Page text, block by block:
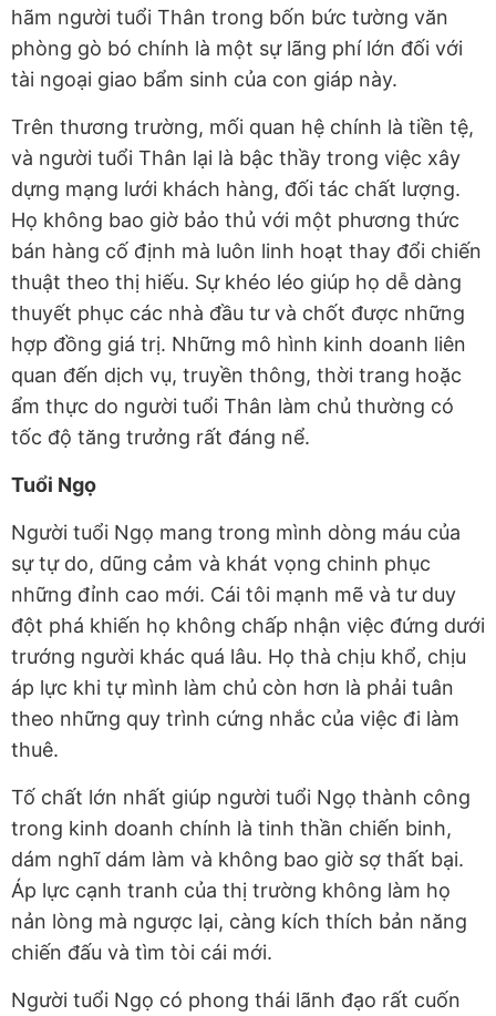
hãm người tuổi Thân trong bốn bức tường văn
phòng gò bó chính là một sự lãng phí lớn đối với
tài ngoại giao bẩm sinh của con giáp này.
Trên thương trường, mối quan hệ chính là tiền tệ,
và người tuổi Thân lại là bậc thầy trong việc xây
dựng mạng lưới khách hàng, đối tác chất lượng.
Họ không bao giờ bảo thủ với một phương thức
bán hàng cố định mà luôn linh hoạt thay đổi chiến
thuật theo thị hiếu. Sự khéo léo giúp họ dễ dàng
thuyết phục các nhà đầu tư và chốt được những
hợp đồng giá trị. Những mô hình kinh doanh liên
quan đến dịch vụ, truyền thông, thời trang hoặc
ẩm thực do người tuổi Thân làm chủ thường có
tốc độ tăng trưởng rất đáng nể.
Tuổi Ngọ
Người tuổi Ngọ mang trong mình dòng máu của
sự tự do, dũng cảm và khát vọng chinh phục
những đỉnh cao mới. Cái tôi mạnh mẽ và tư duy
đột phá khiến họ không chấp nhận việc đứng dưới
trướng người khác quá lâu. Họ thà chịu khổ, chịu
áp lực khi tự mình làm chủ còn hơn là phải tuân
theo những quy trình cứng nhắc của việc đi làm
thuê.
Tố chất lớn nhất giúp người tuổi Ngọ thành công
trong kinh doanh chính là tinh thần chiến binh,
dám nghĩ dám làm và không bao giờ sợ thất bại.
Áp lực cạnh tranh của thị trường không làm họ
nản lòng mà ngược lại, càng kích thích bản năng
chiến đấu và tìm tòi cái mới.
Người tuổi Ngọ có phong thái lãnh đạo rất cuốn